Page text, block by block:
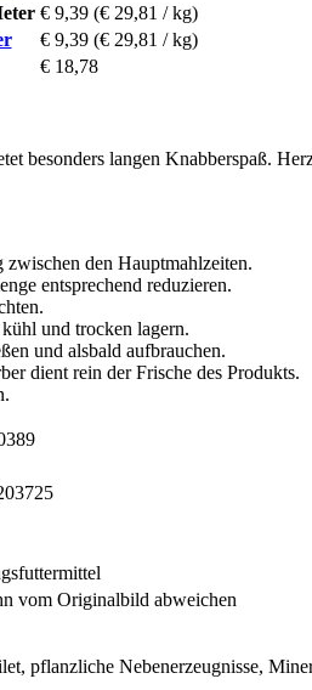
€ 9,39 (€ 29,81 / kg)
€ 9,39 (€ 29,81 / kg)
€ 18,78
besonders langen Knabberspaß.
den Hauptmahlzeiten.
entsprechend reduzieren.
und trocken lagern.
und alsbald aufbrauchen.
dient rein der Frische des Produkts.
vom Originalbild abweichen
pflanzliche Nebenerzeugnisse,